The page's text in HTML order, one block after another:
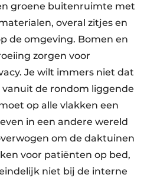
groene buitenruimte met
overal zitjes en
de omgeving. Bomen en
zorgen voor
Je wilt immers niet dat
de rondom liggende
op alle vlakken een
in een andere wereld
om de daktuinen
voor patiënten op bed,
niet bij de interne